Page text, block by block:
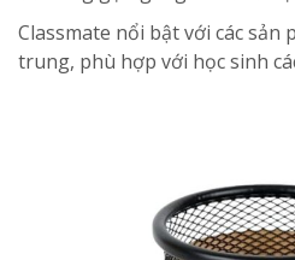
Classmate nổi bật với các sản
trung, phù hợp với học sinh